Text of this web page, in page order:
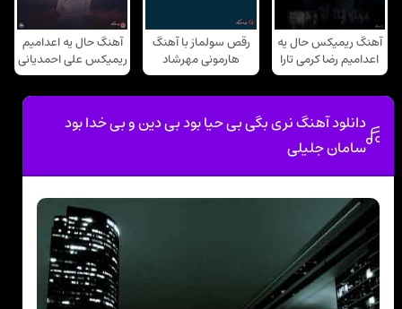
آهنگ ریمیکس حال یه
اعدامیم رضا کرمی تارا
رقص سولماز با آهنگ
هارمونی مهرشاد
آهنگ حال یه اعدامیم
ریمیکس علی احمدیانی
دانلود آهنگ نری بگی بی حیا بود بی دین و بی خدا بود
سامان جلیلی